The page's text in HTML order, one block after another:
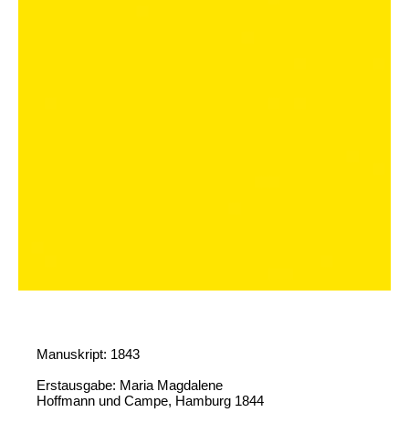
Manuskript: 1843
Erstausgabe: Maria Magdalene
Hoffmann und Campe, Hamburg 1844